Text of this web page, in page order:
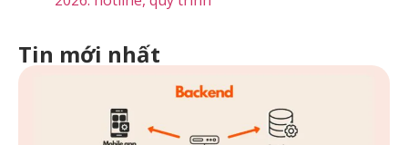
Tin mới nhất